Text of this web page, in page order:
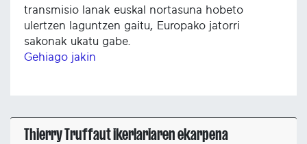
transmisio lanak euskal nortasuna hobeto
ulertzen laguntzen gaitu, Europako jatorri
sakonak ukatu gabe.
Gehiago jakin
Thierry Truffaut ikerlariaren ekarpena